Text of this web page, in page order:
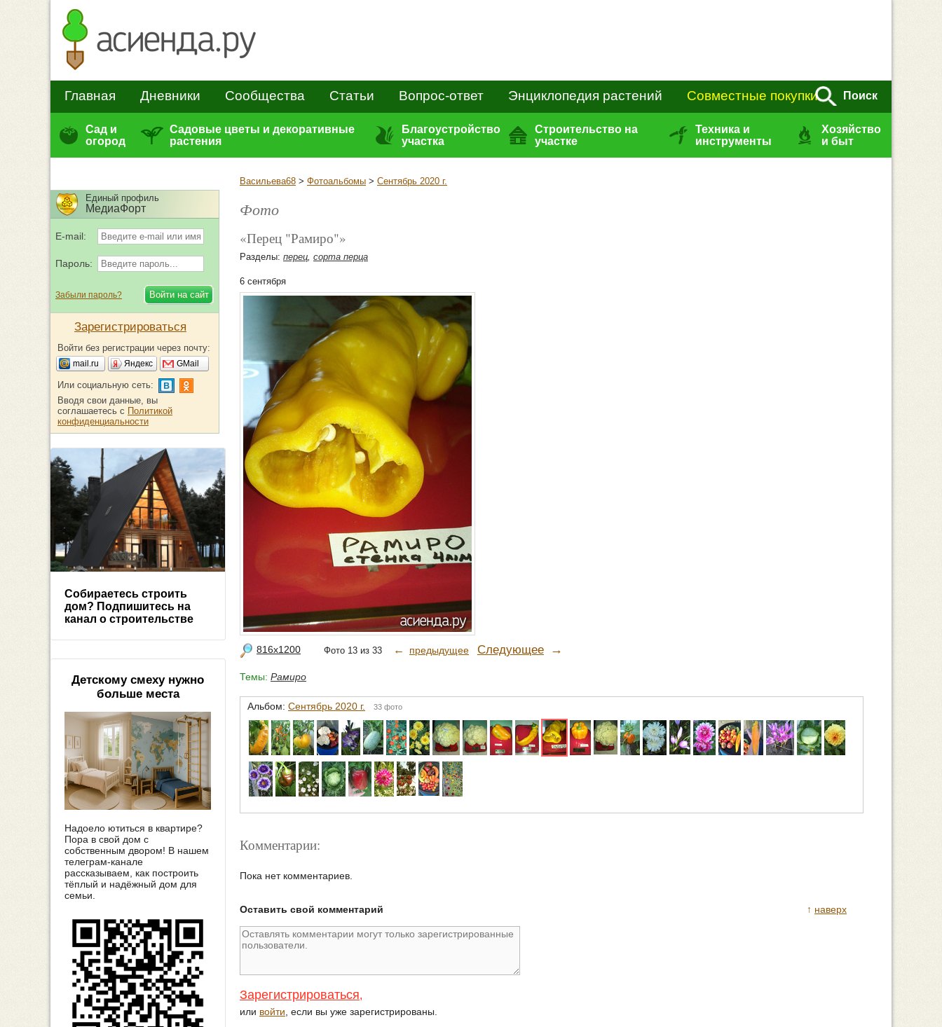
Главная Дневники Сообщества Статьи Вопрос-ответ Энциклопедия растений Совместные покупки Поиск
Сад и
огород
Садовые цветы и декоративные
растения
Благоустройство
участка
Строительство на
участке
Техника и
инструменты
Хозяйство
и быт
Васильева68 > Фотоальбомы > Сентябрь 2020 г.
Фото
«Перец "Рамиро"»
Разделы: перец, сорта перца
6 сентября
816x1200 Фото 13 из 33 ← предыдущее Следующее →
Темы: Рамиро
Альбом: Сентябрь 2020 г. 33 фото
Комментарии:
Пока нет комментариев.
↑ наверх
Оставить свой комментарий
Зарегистрироваться,
или войти , если вы уже зарегистрированы.
Единый профиль
МедиаФорт
E-mail:
Пароль:
Забыли пароль?
Зарегистрироваться
Войти без регистрации через почту:
mail.ru Яндекс GMail
Или социальную сеть:
Вводя свои данные, вы
соглашаетесь с Политикой
конфиденциальности
Собираетесь строить
дом? Подпишитесь на
канал о строительстве
Детскому смеху нужно
больше места
Надоело ютиться в квартире?
Пора в свой дом с
собственным двором! В нашем
телеграм-канале
рассказываем, как построить
тёплый и надёжный дом для
семьи.